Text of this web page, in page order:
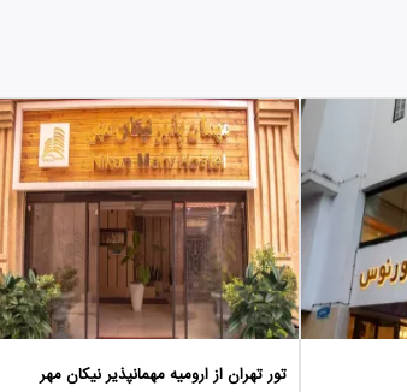
تور تهران از ارومیه مهمانپذیر نیکان مهر